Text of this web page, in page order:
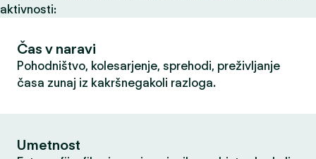
aktivnosti:
Čas v naravi
Pohodništvo, kolesarjenje, sprehodi, preživljanje
časa zunaj iz kakršnegakoli razloga.
Umetnost